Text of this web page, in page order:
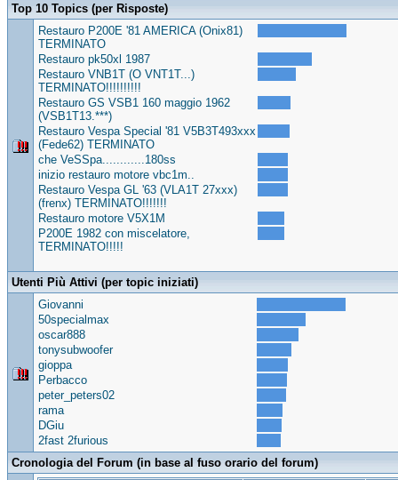
Top 10 Topics (per Risposte)
Restauro P200E '81 AMERICA (Onix81)
TERMINATO
Restauro pk50xl 1987
Restauro VNB1T (O VNT1T...)
TERMINATO!!!!!!!!!!
Restauro GS VSB1 160 maggio 1962
(VSB1T13.***)
Restauro Vespa Special '81 V5B3T493xxx
(Fede62) TERMINATO
che VeSSpa............180ss
inizio restauro motore vbc1m..
Restauro Vespa GL '63 (VLA1T 27xxx)
(frenx) TERMINATO!!!!!!!
Restauro motore V5X1M
P200E 1982 con miscelatore,
TERMINATO!!!!!
Utenti Più Attivi (per topic iniziati)
Giovanni
50specialmax
oscar888
tonysubwoofer
gioppa
Perbacco
peter_peters02
rama
DGiu
2fast 2furious
Cronologia del Forum (in base al fuso orario del forum)